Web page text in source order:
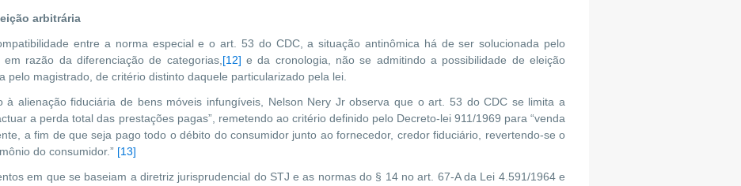
arbitrária
entre a norma especial e o art. 53 do CDC, a situação antinômica há de ser solucionada pelo
, em razão da diferenciação de categorias, [12] e da cronologia, não se admitindo a possibilidade de eleição
pelo magistrado, de critério distinto daquele particularizado pela lei.
à alienação fiduciária de bens móveis infungíveis, Nelson Nery Jr observa que o art. 53 do CDC se limita a
a perda total das prestações pagas”, remetendo ao critério definido pelo Decreto-lei 911/1969 para “venda
a fim de que seja pago todo o débito do consumidor junto ao fornecedor, credor fiduciário, revertendo-se o
do consumidor.” [13]
em que se baseiam a diretriz jurisprudencial do STJ e as normas do § 14 no art. 67-A da Lei 4.591/1964 e